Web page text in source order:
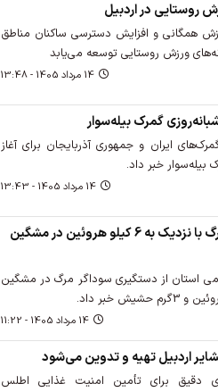
روستایی در اردبیل
همگانی و افزایش دسترسی ساکنان مناطق
ورزش روستایی توسعه می‌یابد
14 مرداد 1405 - 13:48
گمرک بیله‌سوار
گمرک‌های ایران و جمهوری آذربایجان برای آغاز
14 مرداد 1405 - 13:43
دستگیری سوداگر مرگ با نزدیک به 6 کیلو هروئین در مشگین
استان از دستگیری سوداگر مرگ در مشگین
14 مرداد 1405 - 11:22
اردبیل تهیه و تدوین می‌شود
دقیق برای تأمین امنیت غذایی اطلس